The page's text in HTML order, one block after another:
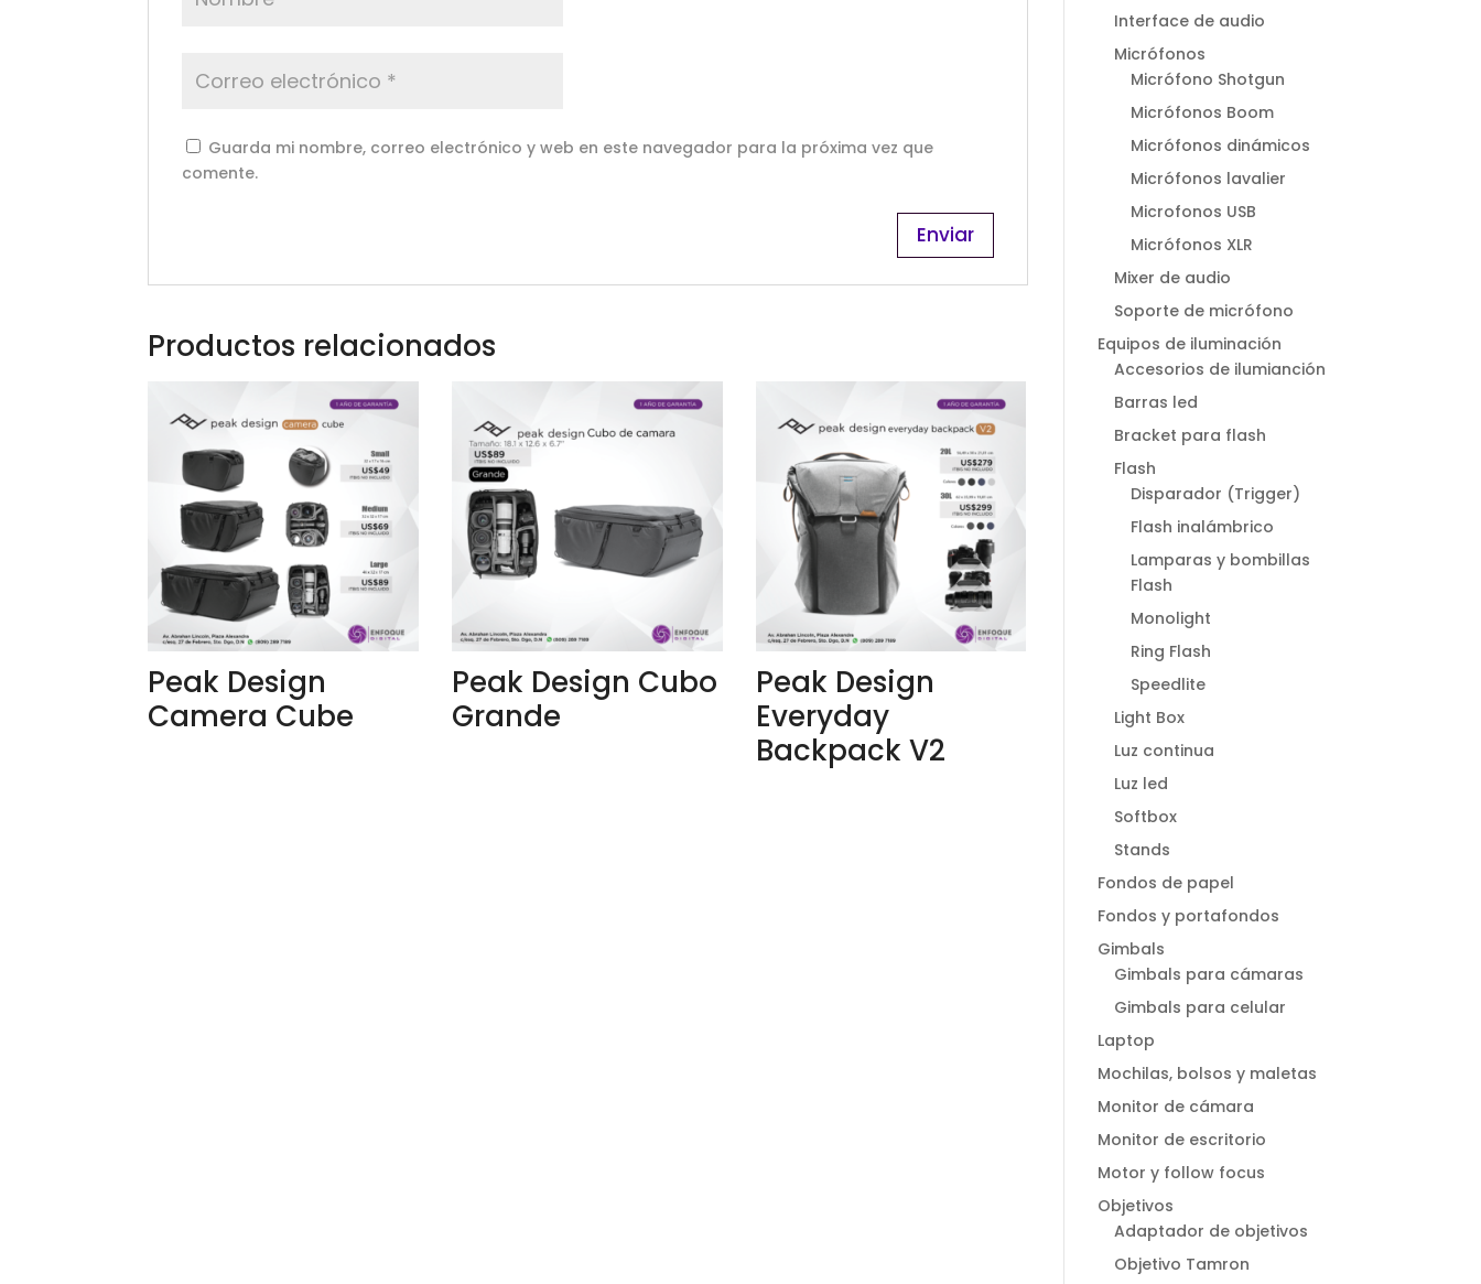
Guarda mi nombre, correo electrónico y web en este navegador para la próxima vez que
comente.
Productos relacionados
Peak Design
Camera Cube
Peak Design Cubo
Grande
Peak Design
Everyday
Backpack V2
Interface de audio
Micrófonos
Micrófono Shotgun
Micrófonos Boom
Micrófonos dinámicos
Micrófonos lavalier
Microfonos USB
Micrófonos XLR
Mixer de audio
Soporte de micrófono
Equipos de iluminación
Accesorios de ilumianción
Barras led
Bracket para flash
Flash
Disparador (Trigger)
Flash inalámbrico
Lamparas y bombillas
Flash
Monolight
Ring Flash
Speedlite
Light Box
Luz continua
Luz led
Softbox
Stands
Fondos de papel
Fondos y portafondos
Gimbals
Gimbals para cámaras
Gimbals para celular
Laptop
Mochilas, bolsos y maletas
Monitor de cámara
Monitor de escritorio
Motor y follow focus
Objetivos
Adaptador de objetivos
Objetivo Tamron